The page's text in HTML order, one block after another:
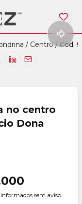
/ Centro / Cód.
no centro
Dona
sem aviso